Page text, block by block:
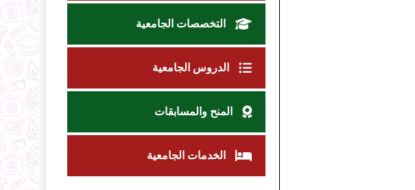
التخصصات الجامعية
الدروس الجامعية
المنح والمسابقات
الخدمات الجامعية